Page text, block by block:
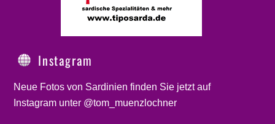
Instagram
Neue Fotos von Sardinien finden Sie jetzt auf
Instagram unter @tom_muenzlochner